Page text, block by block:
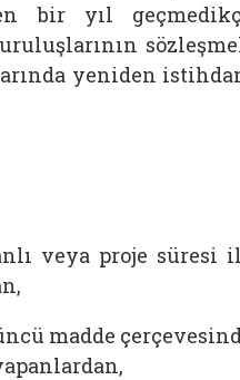
bir yıl
yeniden
veya proje süresi
madde